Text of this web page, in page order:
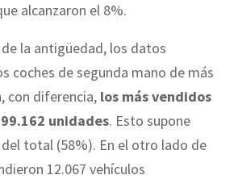
alcanzaron el 8%.
la antigüedad, los datos
coches de segunda mano de más
con diferencia, los más vendidos
unidades. Esto supone
total (58%). En el otro lado de
12.067 vehículos